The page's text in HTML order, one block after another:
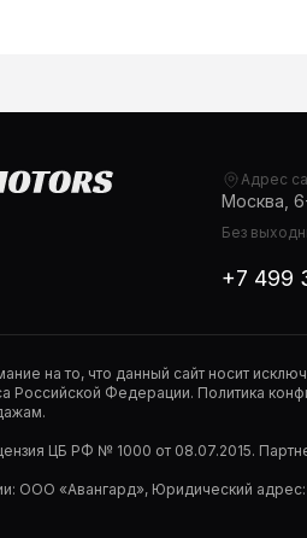
Адрес
Москва,
Без
+7 499
на то, что данный сайт носит
Российской Федерации. Политика
ЦБ РФ № 1000 от 08.07.2015.
ООО «Авангард», Юридический